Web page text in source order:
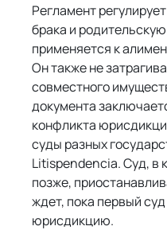
Регламент
брака и
применяется к
Он также не
совместного
документа
конфликта
суды разных
Litispendencia. Суд, в
позже,
ждет, пока первый
юрисдикцию.